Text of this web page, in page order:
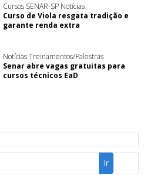
Cursos SENAR-SP Notícias
Curso de Viola resgata tradição e
garante renda extra
Notícias Treinamentos/Palestras
Senar abre vagas gratuitas para
cursos técnicos EaD